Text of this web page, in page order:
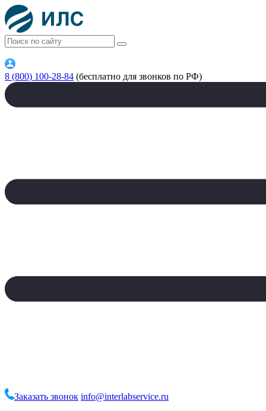
8 (800) 100-28-84 (бесплатно для звонков по РФ)
Заказать звонок info@interlabservice.ru